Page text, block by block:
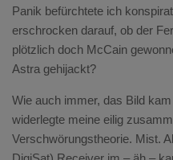
Panik befürchtete ich
erschrocken darauf, ob der
plötzlich doch McCain
Astra gehijackt?
Wie auch immer, das Bild
widerlegte meine eilig
Verschwörungstheorie. Mist.